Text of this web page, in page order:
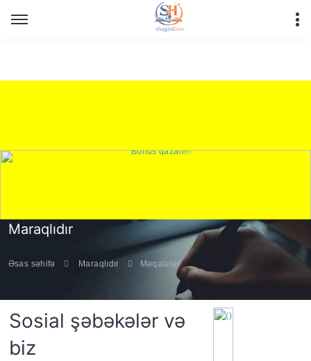
Warning
: Undefined array key "HTTP_REFERER" in
/home/shagirdinfo/public_html/articles/article_main_file.php
Maraqlıdır
Əsas səhifə Maraqlıdır Məqalələr
Sosial şəbəkələr və
biz